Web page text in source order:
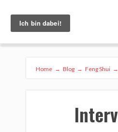
Home → Blog → Feng Shui →